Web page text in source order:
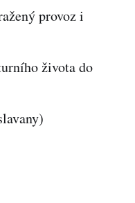
provoz i
života do